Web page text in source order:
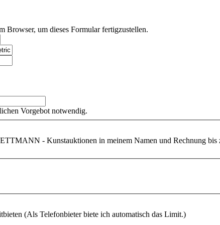
Browser, um dieses Formular fertigzustellen.
Vorgebot notwendig.
- Kunstauktionen in meinem Namen und Rechnung bis
(Als Telefonbieter biete ich automatisch das Limit.)